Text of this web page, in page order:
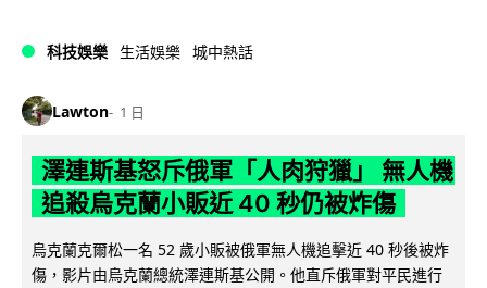
科技娛樂 生活娛樂 城中熱話
Lawton 1 日
澤連斯基怒斥俄軍「人肉狩獵」 無人機
追殺烏克蘭小販近 40 秒仍被炸傷
烏克蘭克爾松一名 52 歲小販被俄軍無人機追擊近 40 秒後被炸
傷，影片由烏克蘭總統澤連斯基公開。他直斥俄軍對平民進行